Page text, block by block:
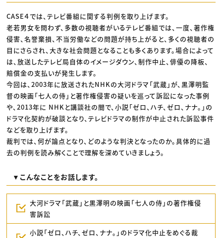
CASE４では、テレビ番組に関する判例を取り上げます。
老若男女を問わず、多数の視聴者がいるテレビ番組では、一度、著作権
侵害、名誉棄損、不当労働などの問題が持ち上がると、多くの視聴者の
目にさらされ、大きな社会問題となることも多くあります。場合によって
は、放送したテレビ局自体のイメージダウン、制作中止、俳優の降板、
賠償金の支払いが発生します。
今回は、2003年に放送されたNHKの大河ドラマ「武蔵」が、黒澤明監
督の映画「七人の侍」と著作権侵害の疑いを巡って訴訟になった事例
や、2013年に NHKと講談社の間で、小説「ゼロ、ハチ、ゼロ、ナナ。」の
ドラマ化契約が破談となり、テレビドラマの制作が中止された訴訟事件
などを取り上げます。
裁判では、何が論点となり、どのような判決となったのか。具体的に過
去の判例を読み解くことで理解を深めていきましょう。
▼こんなことをお話します。
大河ドラマ「武蔵」と黒澤明の映画「七人の侍」の著作権侵
害訴訟
小説「ゼロ、ハチ、ゼロ、ナナ。」のドラマ化中止をめぐる裁